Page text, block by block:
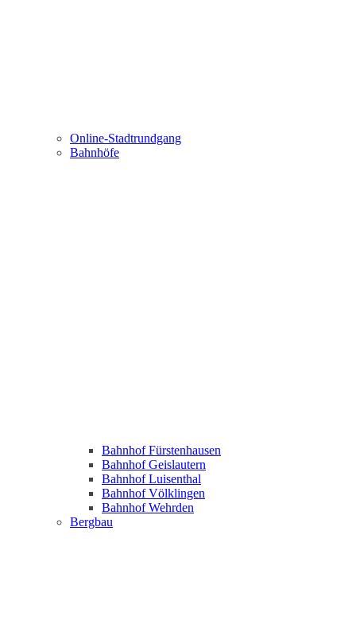
Online-Stadtrundgang
Bahnhöfe
Bahnhof Fürstenhausen
Bahnhof Geislautern
Bahnhof Luisenthal
Bahnhof Völklingen
Bahnhof Wehrden
Bergbau